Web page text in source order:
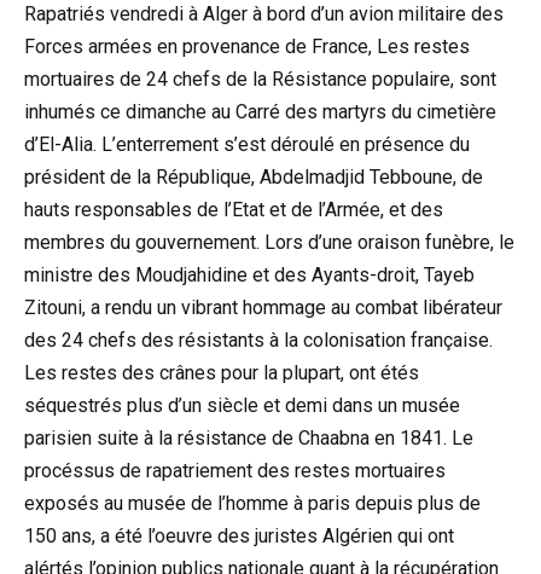
Rapatriés vendredi à Alger à bord d’un avion militaire des
Forces armées en provenance de France, Les restes
mortuaires de 24 chefs de la Résistance populaire, sont
inhumés ce dimanche au Carré des martyrs du cimetière
d’El-Alia. L’enterrement s’est déroulé en présence du
président de la République, Abdelmadjid Tebboune, de
hauts responsables de l’Etat et de l’Armée, et des
membres du gouvernement. Lors d’une oraison funèbre, le
ministre des Moudjahidine et des Ayants-droit, Tayeb
Zitouni, a rendu un vibrant hommage au combat libérateur
des 24 chefs des résistants à la colonisation française.
Les restes des crânes pour la plupart, ont étés
séquestrés plus d’un siècle et demi dans un musée
parisien suite à la résistance de Chaabna en 1841. Le
procéssus de rapatriement des restes mortuaires
exposés au musée de l’homme à paris depuis plus de
150 ans, a été l’oeuvre des juristes Algérien qui ont
alértés l’opinion publics nationale quant à la récupération